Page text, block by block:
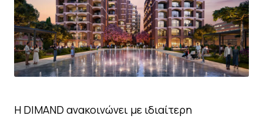
Η DIMAND ανακοινώνει με ιδιαίτερη